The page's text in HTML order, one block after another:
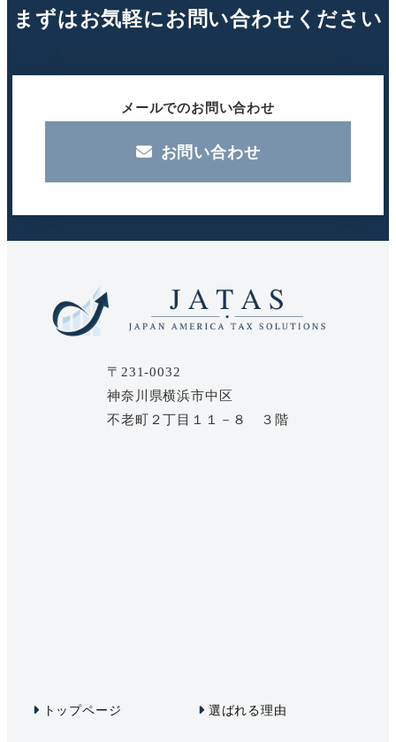
まずはお気軽にお問い合わせください
メールでのお問い合わせ
お問い合わせ
〒231-0032
神奈川県横浜市中区
不老町２丁目１１－８ ３階
トップページ 選ばれる理由